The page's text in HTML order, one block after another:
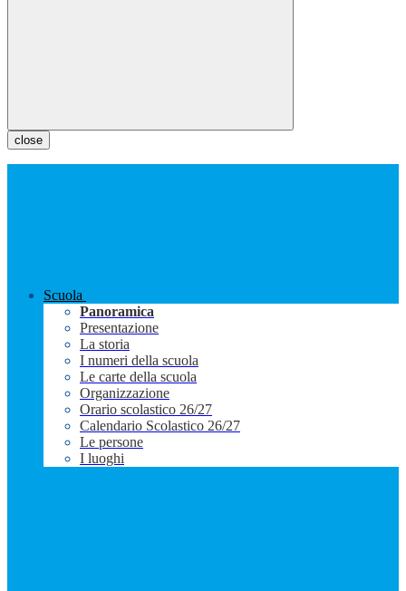
close
Scuola
Panoramica
Presentazione
La storia
I numeri della scuola
Le carte della scuola
Organizzazione
Orario scolastico 26/27
Calendario Scolastico 26/27
Le persone
I luoghi